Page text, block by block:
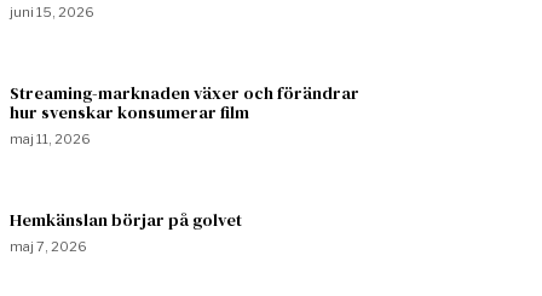
juni 15, 2026
Streaming-marknaden växer och förändrar
hur svenskar konsumerar film
maj 11, 2026
Hemkänslan börjar på golvet
maj 7, 2026